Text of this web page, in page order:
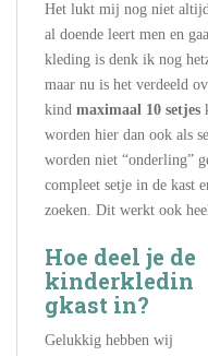
Het lukt mij nog niet
al doende leert men en
kleding is denk ik nog
maar nu is het verdeeld
kind maximaal 10 setjes
worden hier dan ook als
worden niet “onderling”
compleet setje in de kast
zoeken. Dit werkt ook
Hoe deel je de
kinderkledin
gkast in?
Gelukkig hebben wij